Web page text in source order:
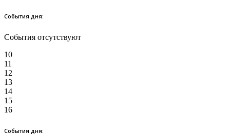
События дня:
События отсутствуют
10
11
12
13
14
15
16
События дня: